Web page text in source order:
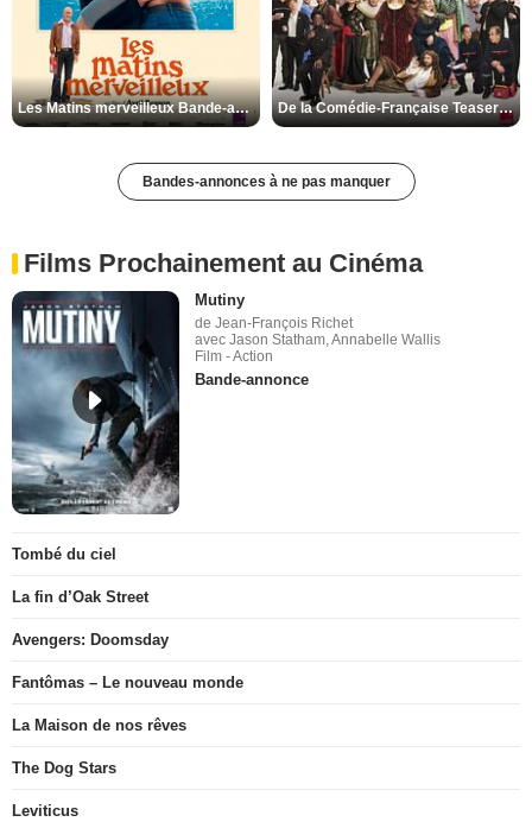
Les Matins merveilleux Bande-annonce VF De la Comédie-Française Teaser VF
Bandes-annonces à ne pas manquer
Films Prochainement au Cinéma
Mutiny
de Jean-François Richet
avec Jason Statham, Annabelle Wallis
Film - Action
Bande-annonce
Tombé du ciel
La fin d’Oak Street
Avengers: Doomsday
Fantômas – Le nouveau monde
La Maison de nos rêves
The Dog Stars
Leviticus